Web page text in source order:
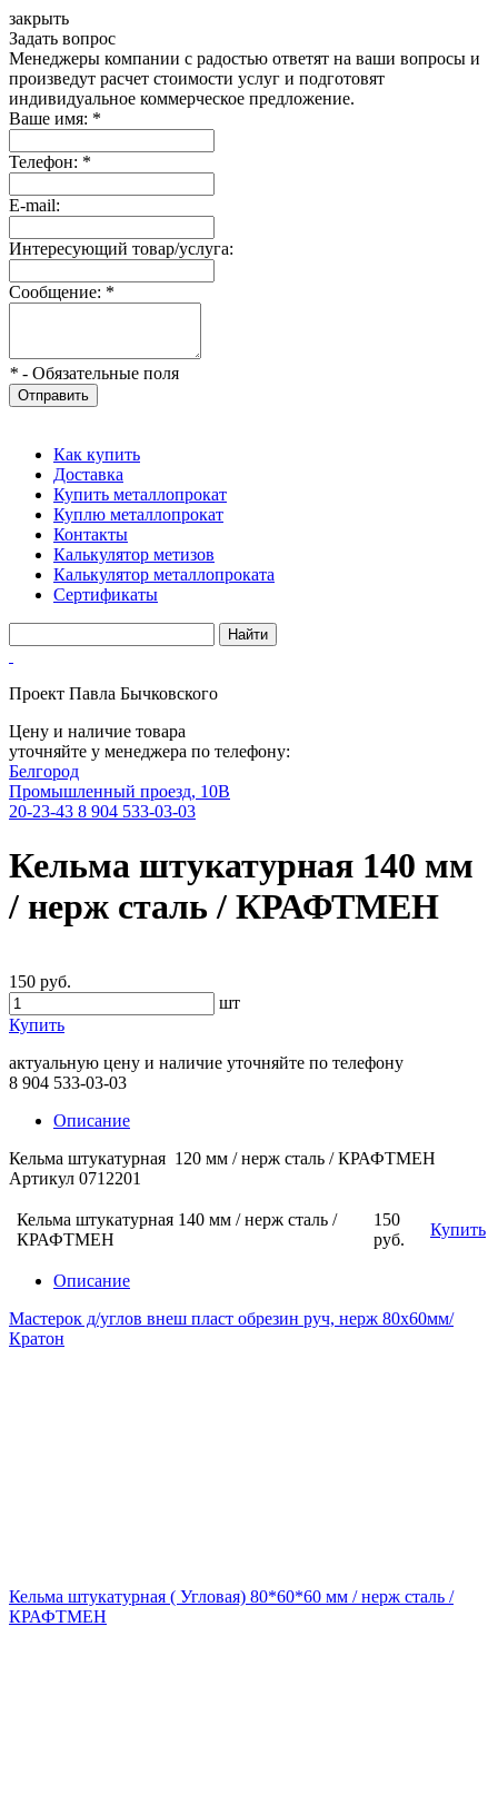
закрыть
Задать вопрос
Менеджеры компании с радостью ответят на ваши вопросы и
произведут расчет стоимости услуг и подготовят
индивидуальное коммерческое предложение.
Ваше имя: *
Телефон: *
E-mail:
Интересующий товар/услуга:
Сообщение: *
* - Обязательные поля
Отправить
Как купить
Доставка
Купить металлопрокат
Куплю металлопрокат
Контакты
Калькулятор метизов
Калькулятор металлопроката
Сертификаты
Проект Павла Бычковского
Цену и наличие товара
уточняйте у менеджера по телефону:
Белгород
Промышленный проезд, 10В
20-23-43 8 904 533-03-03
Кельма штукатурная 140 мм
/ нерж сталь / КРАФТМЕН
150 руб.
шт
Купить
актуальную цену и наличие уточняйте по телефону
8 904 533-03-03
Описание
Кельма штукатурная 120 мм / нерж сталь / КРАФТМЕН
Артикул 0712201
Кельма штукатурная 140 мм / нерж сталь /
КРАФТМЕН
150
руб.
Купить
Описание
Мастерок д/углов внеш пласт обрезин руч, нерж 80х60мм/
Кратон
Кельма штукатурная ( Угловая) 80*60*60 мм / нерж сталь /
КРАФТМЕН